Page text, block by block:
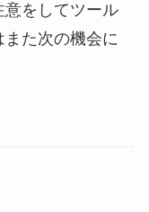
意をしてツール
た次の機会に